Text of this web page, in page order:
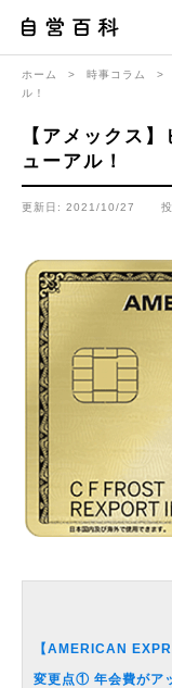
ホーム > 時事コラム >
ル！
【アメックス
ューアル！
更新日: 2021/10/27
【AMERICAN
変更点① 年会費がア